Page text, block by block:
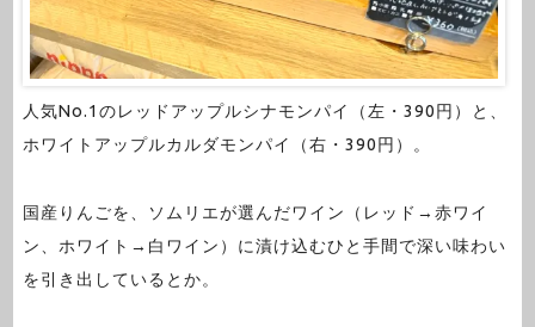
人気No.1のレッドアップルシナモンパイ（左・390円）と、
ホワイトアップルカルダモンパイ（右・390円）。
国産りんごを、ソムリエが選んだワイン（レッド→赤ワイ
ン、ホワイト→白ワイン）に漬け込むひと手間で深い味わい
を引き出しているとか。